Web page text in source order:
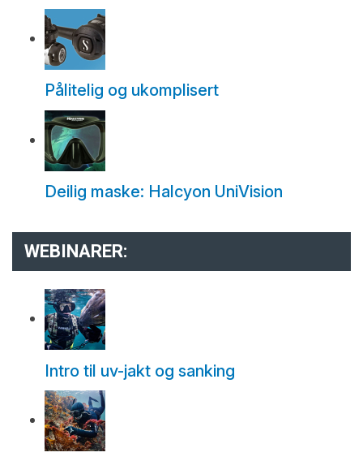
Pålitelig og ukomplisert
Deilig maske: Halcyon UniVision
WEBINARER:
Intro til uv-jakt og sanking